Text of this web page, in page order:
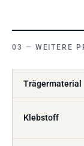
WEITERE
Trägermaterial
Klebstoff